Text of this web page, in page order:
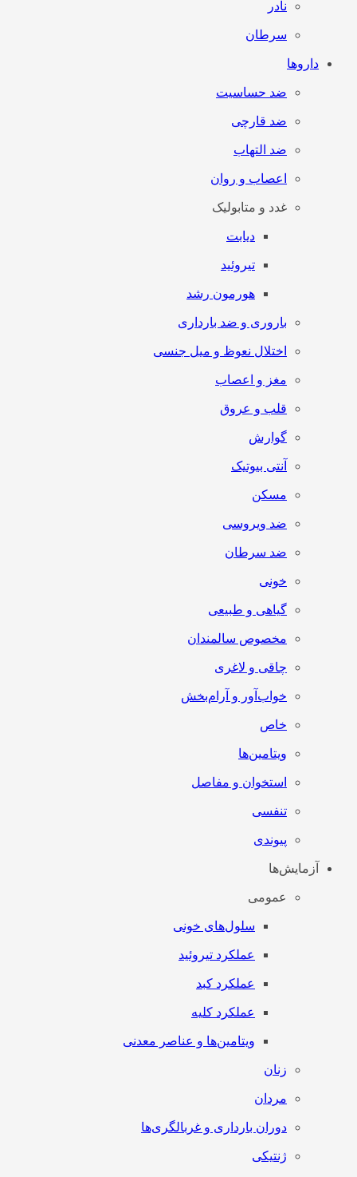
نادر
سرطان
داروها
ضد حساسیت
ضد قارچی
ضد التهاب
اعصاب و روان
غدد و متابولیک
دیابت
تیروئید
هورمون رشد
باروری و ضد بارداری
اختلال نعوظ و میل جنسی
مغز و اعصاب
قلب و عروق
گوارش
آنتی‌ بیوتیک
مسکن
ضد ویروسی
ضد سرطان
خونی
گیاهی و طبیعی
مخصوص سالمندان
چاقی و لاغری
خواب‌آور و آرام‌بخش
خاص
ویتامین‌ها
استخوان و مفاصل
تنفسی
پیوندی
آزمایش‌ها
عمومی
سلول‌های خونی
عملکرد تیروئید
عملکرد کبد
عملکرد کلیه
ویتامین‌ها و عناصر معدنی
زنان
مردان
دوران بارداری و غربالگری‌ها
ژنتیکی